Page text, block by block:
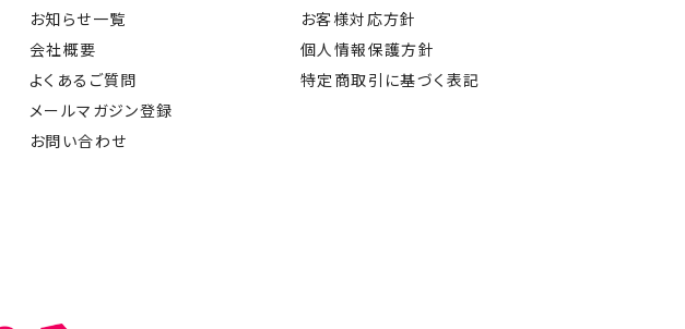
お知らせ一覧
会社概要
よくあるご質問
メールマガジン登録
お問い合わせ
お客様対応方針
個人情報保護方針
特定商取引に基づく表記